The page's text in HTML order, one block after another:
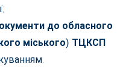
до обласного
міського) ТЦКСП